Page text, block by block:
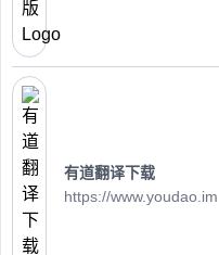
美洽常见问题汇总：
有道翻译下载
https://www.youdao.im